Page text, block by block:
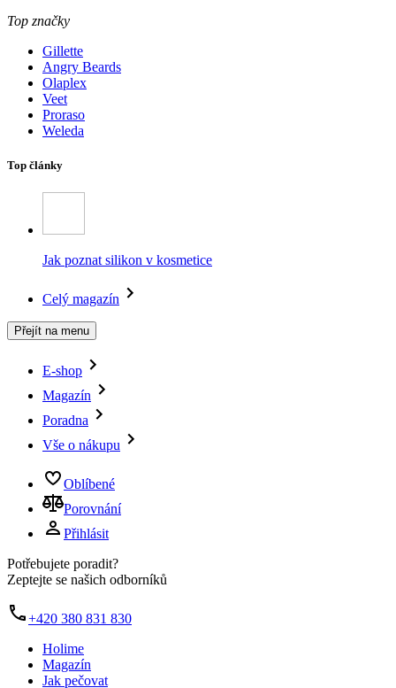
Top značky
Gillette
Angry Beards
Olaplex
Veet
Proraso
Weleda
Top články
Jak poznat silikon v kosmetice
Celý magazín
Přejít na menu
E-shop
Magazín
Poradna
Vše o nákupu
Oblíbené
Porovnání
Přihlásit
Potřebujete poradit?
Zeptejte se našich odborníků
+420 380 831 830
Holime
Magazín
Jak pečovat